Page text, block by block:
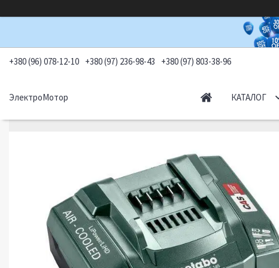
+380 (96) 078-12-10 +380 (97) 236-98-43 +380 (97) 803-38-96
ЭлектроМотор КАТАЛОГ